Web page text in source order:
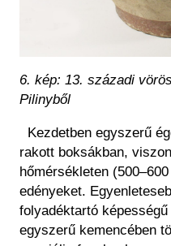
6. kép: 13. századi
Pilinyből
Kezdetben egyszerű
rakott boksákban,
hőmérsékleten
edényeket.
folyadéktartó
egyszerű kemencében